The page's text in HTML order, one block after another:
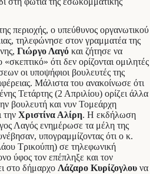
περιοχής, ο υπεύθυνος οργανωτικού
τηλεφώνησε στον γραμματέα της
Γιώργο Λαγό και ζήτησε να
ότι δεν ορίζονται ομιλητές
οι υποψήφιοι βουλευτές της
Μάλιστα του ανακοίνωσε ότι
Τετάρτης (2 Απριλίου) ορίζει άλλα
βουλευτή και νυν Τομεάρχη
την Χριστίνα Αλίρη. Η εκδήλωση
Λαγός ενημέρωσε τα μέλη της
υπογραμμίζοντας ότι ο κ.
Τρικούπη) σε τηλεφωνική
ύφος τον επέπληξε και τον
στο δήμαρχο Λάζαρο Κυρίζογλου να